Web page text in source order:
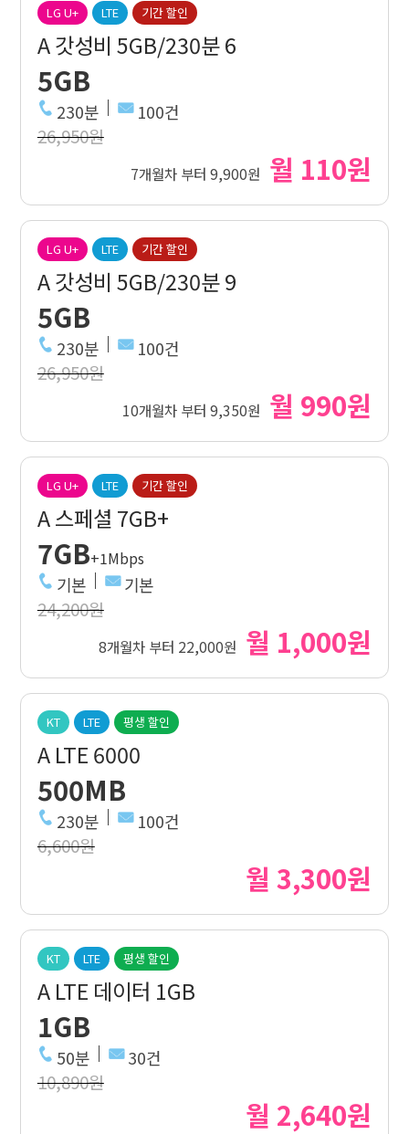
LG U+ LTE 기간 할인
A 갓성비 5GB/230분 6
5GB
230분 100건
26,950원
7개월차 부터 9,900원 월 110원
LG U+ LTE 기간 할인
A 갓성비 5GB/230분 9
5GB
230분 100건
26,950원
10개월차 부터 9,350원 월 990원
LG U+ LTE 기간 할인
A 스페셜 7GB+
7GB+1Mbps
기본 기본
24,200원
8개월차 부터 22,000원 월 1,000원
KT LTE 평생 할인
A LTE 6000
500MB
230분 100건
6,600원
월 3,300원
KT LTE 평생 할인
A LTE 데이터 1GB
1GB
50분 30건
10,890원
월 2,640원